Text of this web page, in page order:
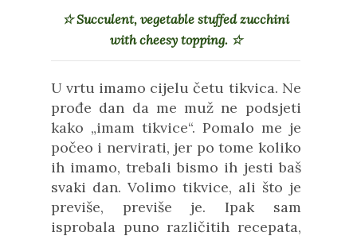
☆ Succulent, vegetable stuffed zucchini
with cheesy topping. ☆
U vrtu imamo cijelu četu tikvica. Ne
prođe dan da me muž ne podsjeti
kako „imam tikvice“. Pomalo me je
počeo i nervirati, jer po tome koliko
ih imamo, trebali bismo ih jesti baš
svaki dan. Volimo tikvice, ali što je
previše, previše je. Ipak sam
isprobala puno različitih recepata,